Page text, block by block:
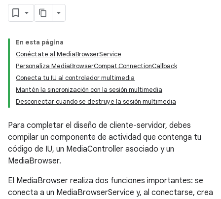
En esta página
Conéctate al MediaBrowserService
Personaliza MediaBrowserCompat.ConnectionCallback
Conecta tu IU al controlador multimedia
Mantén la sincronización con la sesión multimedia
Desconectar cuando se destruye la sesión multimedia
Para completar el diseño de cliente-servidor, debes
compilar un componente de actividad que contenga tu
código de IU, un MediaController asociado y un
MediaBrowser.
El MediaBrowser realiza dos funciones importantes: se
conecta a un MediaBrowserService y, al conectarse, crea